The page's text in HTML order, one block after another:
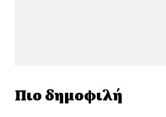
Πιο δημοφιλή